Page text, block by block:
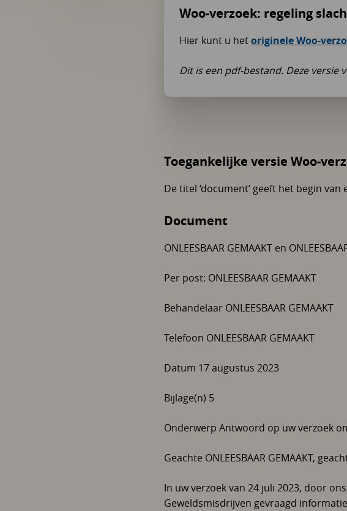
Woo-verzoek: regeling
Hier kunt u hetoriginele Woo-
Dit is een pdf-bestand. Deze versie
Toegankelijke versie Woo-
De titel ‘document’ geeft het begin
Document
ONLEESBAAR GEMAAKT en
Per post: ONLEESBAAR GEMAAKT
Behandelaar ONLEESBAAR GEMAAKT
Telefoon ONLEESBAAR GEMAAKT
Datum 17 augustus 2023
Bijlage(n) 5
Onderwerp Antwoord op uw verzoek
Geachte ONLEESBAAR GEMAAKT,
In uw verzoek van 24 juli 2023, door
Geweldsmisdrijven gevraagd